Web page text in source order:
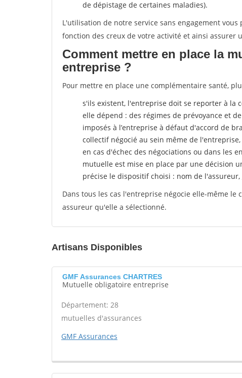
de dépistage de certaines maladies).
L'utilisation de notre service sans engagement
fonction des creux de votre activité et ainsi assurer
Comment mettre en place la
entreprise ?
Pour mettre en place une complémentaire santé,
s'ils existent, l'entreprise doit se reporter à la
elle dépend : des régimes de prévoyance et
imposés à l’entreprise à défaut d'accord de
collectif négocié au sein même de
en cas d'échec des négociations ou dans les
mutuelle est mise en place par une décision
précise le dispositif choisi : nom de
Dans tous les cas l'entreprise négocie elle-même
assureur qu'elle a sélectionné.
Artisans Disponibles
GMF Assurances CHARTRES
Mutuelle obligatoire entreprise
Département: 28
mutuelles d'assurances
GMF Assurances